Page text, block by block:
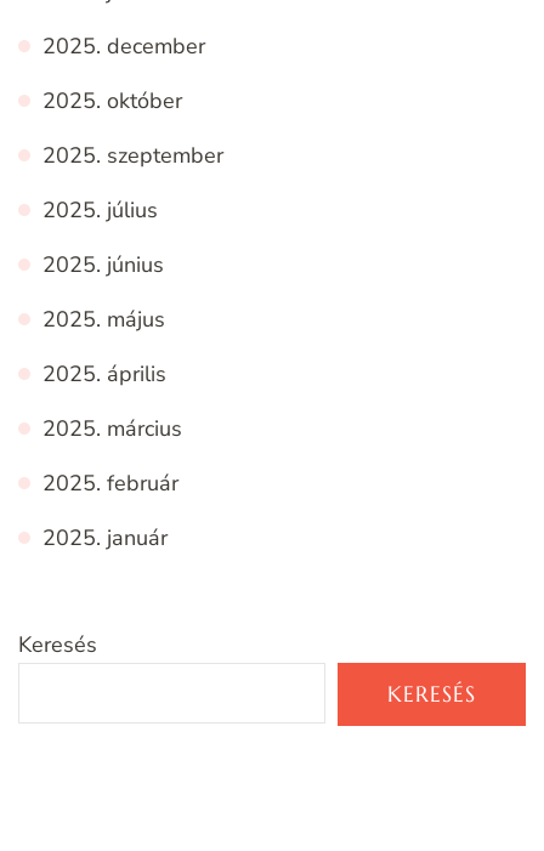
2025. december
2025. október
2025. szeptember
2025. július
2025. június
2025. május
2025. április
2025. március
2025. február
2025. január
Keresés
KERESÉS